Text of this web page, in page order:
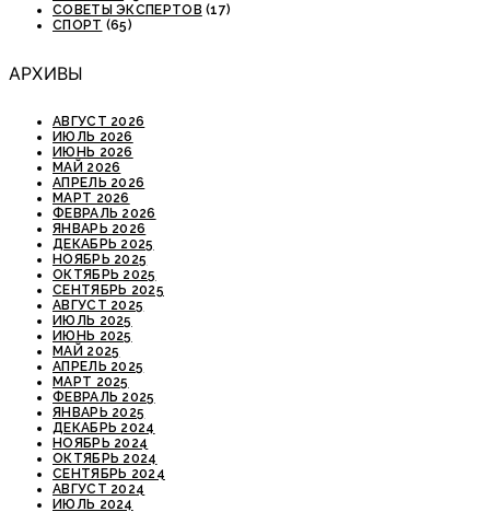
СОВЕТЫ ЭКСПЕРТОВ (17)
СПОРТ (65)
АРХИВЫ
АВГУСТ 2026
ИЮЛЬ 2026
ИЮНЬ 2026
МАЙ 2026
АПРЕЛЬ 2026
МАРТ 2026
ФЕВРАЛЬ 2026
ЯНВАРЬ 2026
ДЕКАБРЬ 2025
НОЯБРЬ 2025
ОКТЯБРЬ 2025
СЕНТЯБРЬ 2025
АВГУСТ 2025
ИЮЛЬ 2025
ИЮНЬ 2025
МАЙ 2025
АПРЕЛЬ 2025
МАРТ 2025
ФЕВРАЛЬ 2025
ЯНВАРЬ 2025
ДЕКАБРЬ 2024
НОЯБРЬ 2024
ОКТЯБРЬ 2024
СЕНТЯБРЬ 2024
АВГУСТ 2024
ИЮЛЬ 2024